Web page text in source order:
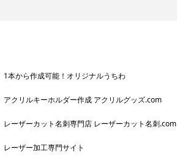
1本から作成可能！オリジナルうちわ
アクリルキーホルダー作成 アクリルグッズ.com
レーザーカット名刺専門店 レーザーカット名刺.com
レーザー加工専門サイト